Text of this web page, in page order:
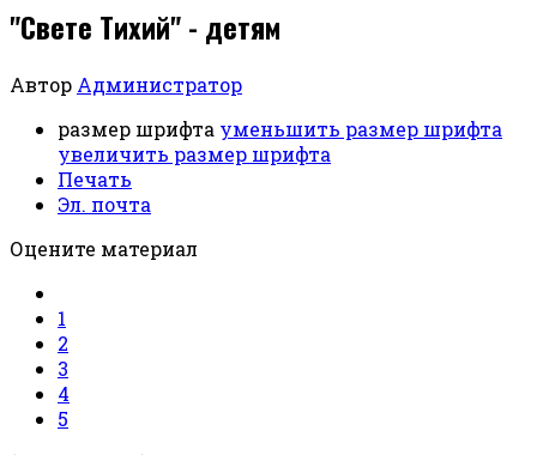
"Свете Тихий" - детям
Автор Администратор
размер шрифта уменьшить размер шрифта
увеличить размер шрифта
Печать
Эл. почта
Оцените материал
1
2
3
4
5